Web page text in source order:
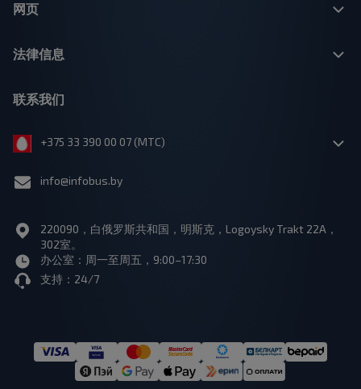
网页
法律信息
联系我们
+375 33 390 00 07 (МТС)
info@infobus.by
220090，白俄罗斯共和国，明斯克，Logoysky Trakt 22A，
302室。
办公室：周一至周五，9:00–17:30
支持：24/7